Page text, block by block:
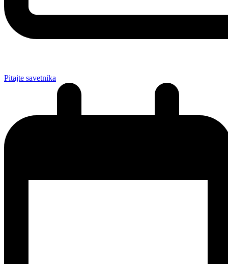
Pitajte savetnika